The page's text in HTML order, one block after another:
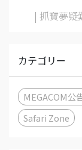
| 抓寶夢疑
カテゴリー
MEGACOM公
Safari Zone